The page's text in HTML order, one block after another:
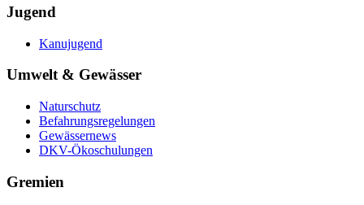
Jugend
Kanujugend
Umwelt & Gewässer
Naturschutz
Befahrungsregelungen
Gewässernews
DKV-Ökoschulungen
Gremien